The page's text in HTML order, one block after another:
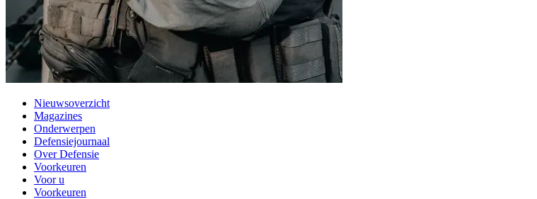
Nieuwsoverzicht
Magazines
Onderwerpen
Defensiejournaal
Over Defensie
Voorkeuren
Voor u
Voorkeuren